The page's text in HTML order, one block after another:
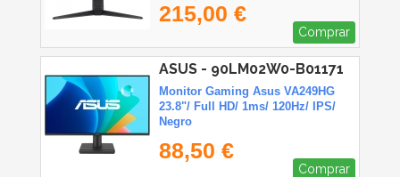
215,00 €
Comprar
ASUS - 90LM02W0-B01171
Monitor Gaming Asus VA249HG
23.8"/ Full HD/ 1ms/ 120Hz/ IPS/
Negro
88,50 €
Comprar